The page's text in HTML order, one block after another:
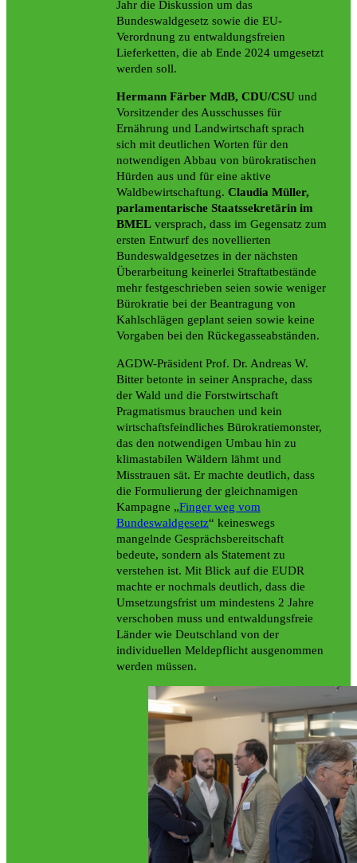
Jahr die Diskussion um das
Bundeswaldgesetz sowie die EU-
Verordnung zu entwaldungsfreien
Lieferketten, die ab Ende 2024 umgesetzt
werden soll.
Hermann Färber MdB, CDU/CSUund
Vorsitzender des Ausschusses für
Ernährung und Landwirtschaft sprach
sich mit deutlichen Worten für den
notwendigen Abbau von bürokratischen
Hürden aus und für eine aktive
Waldbewirtschaftung. Claudia Müller,
parlamentarische Staatssekretärin im
BMELversprach, dass im Gegensatz zum
ersten Entwurf des novellierten
Bundeswaldgesetzes in der nächsten
Überarbeitung keinerlei Straftatbestände
mehr festgeschrieben seien sowie weniger
Bürokratie bei der Beantragung von
Kahlschlägen geplant seien sowie keine
Vorgaben bei den Rückegasseabständen.
AGDW-Präsident Prof. Dr. Andreas W.
Bitter betonte in seiner Ansprache, dass
der Wald und die Forstwirtschaft
Pragmatismus brauchen und kein
wirtschaftsfeindliches Bürokratiemonster,
das den notwendigen Umbau hin zu
klimastabilen Wäldern lähmt und
Misstrauen sät. Er machte deutlich, dass
die Formulierung der gleichnamigen
Kampagne „Finger weg vom
Bundeswaldgesetz“ keineswegs
mangelnde Gesprächsbereitschaft
bedeute, sondern als Statement zu
verstehen ist. Mit Blick auf die EUDR
machte er nochmals deutlich, dass die
Umsetzungsfrist um mindestens 2 Jahre
verschoben muss und entwaldungsfreie
Länder wie Deutschland von der
individuellen Meldepflicht ausgenommen
werden müssen.